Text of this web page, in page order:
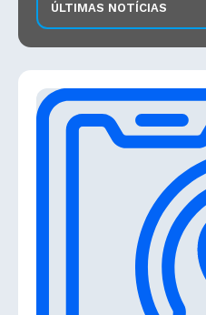
ÚLTIMAS NOTÍCIAS